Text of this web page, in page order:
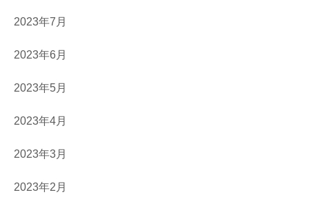
2023年7月
2023年6月
2023年5月
2023年4月
2023年3月
2023年2月